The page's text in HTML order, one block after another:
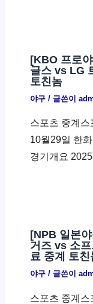
[KBO 프로
글스 vs LG
토친놈
야구/ 글쓴이
스포츠 중계스
10월29일 한
경기개요
[NPB 일본
거즈 vs 소
료 중계 토친
야구/ 글쓴이
스포츠 중계